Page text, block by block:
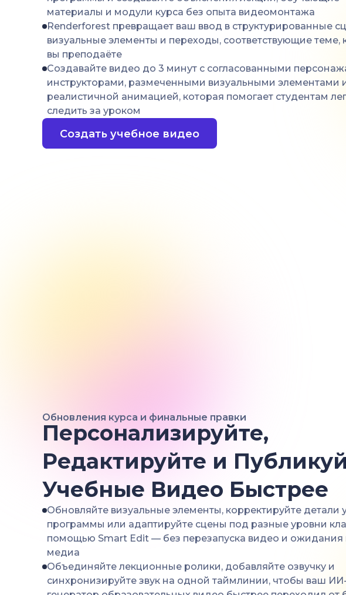
материалы и модули курса без опыта видеомонтажа
Renderforest превращает ваш ввод в структурированные
визуальные элементы и переходы, соответствующие теме,
вы преподаёте
Создавайте видео до 3 минут с согласованными
инструкторами, размеченными визуальными элементами
реалистичной анимацией, которая помогает студентам
следить за уроком
Создать учебное видео
Обновления курса и финальные правки
Персонализируйте,
Редактируйте и
Учебные Видео Быстрее
Обновляйте визуальные элементы, корректируйте детали
программы или адаптируйте сцены под разные уровни
помощью Smart Edit — без перезапуска видео и
медиа
Объединяйте лекционные ролики, добавляйте озвучку и
синхронизируйте звук на одной таймлинии, чтобы ваш ИИ-